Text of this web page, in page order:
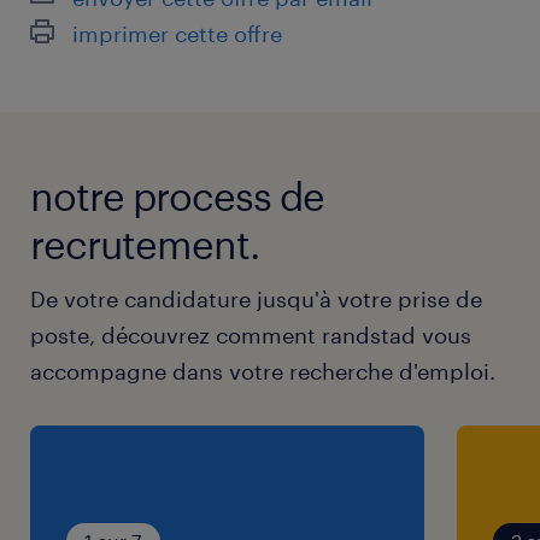
imprimer cette offre
notre process de
recrutement.
De votre candidature jusqu'à votre prise de
poste, découvrez comment randstad vous
accompagne dans votre recherche d'emploi.